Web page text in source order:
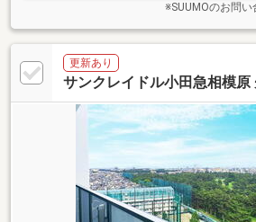
※SUUMOのお問
更新あり
サンクレイドル小田急相模原